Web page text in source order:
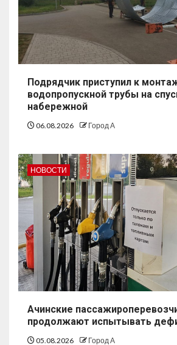
Подрядчик приступил к
водопропускной трубы на
набережной
06.08.2026 Город А
НОВОСТИ
Ачинские
продолжают испытывать
05.08.2026 Город А